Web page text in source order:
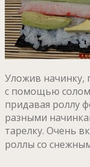
Уложив начинку,
с помощью
придавая роллу
разными
тарелку. Очень
роллы со